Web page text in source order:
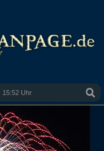
15:52 Uhr